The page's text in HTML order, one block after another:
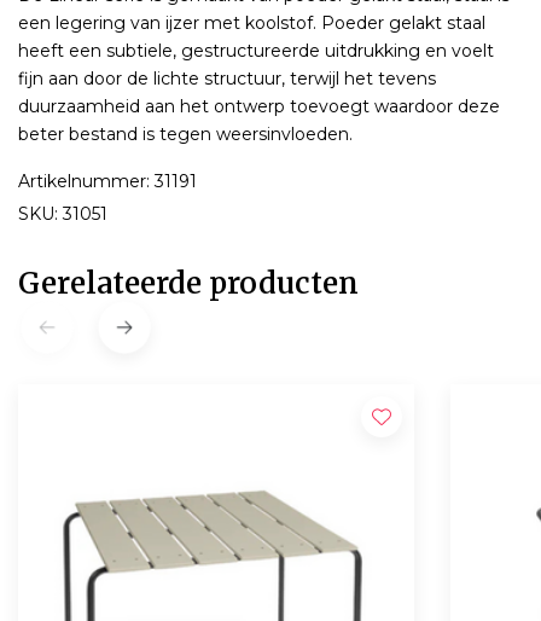
een legering van ijzer met koolstof. Poeder gelakt staal
heeft een subtiele, gestructureerde uitdrukking en voelt
fijn aan door de lichte structuur, terwijl het tevens
duurzaamheid aan het ontwerp toevoegt waardoor deze
beter bestand is tegen weersinvloeden.
Artikelnummer: 31191
SKU: 31051
Gerelateerde producten